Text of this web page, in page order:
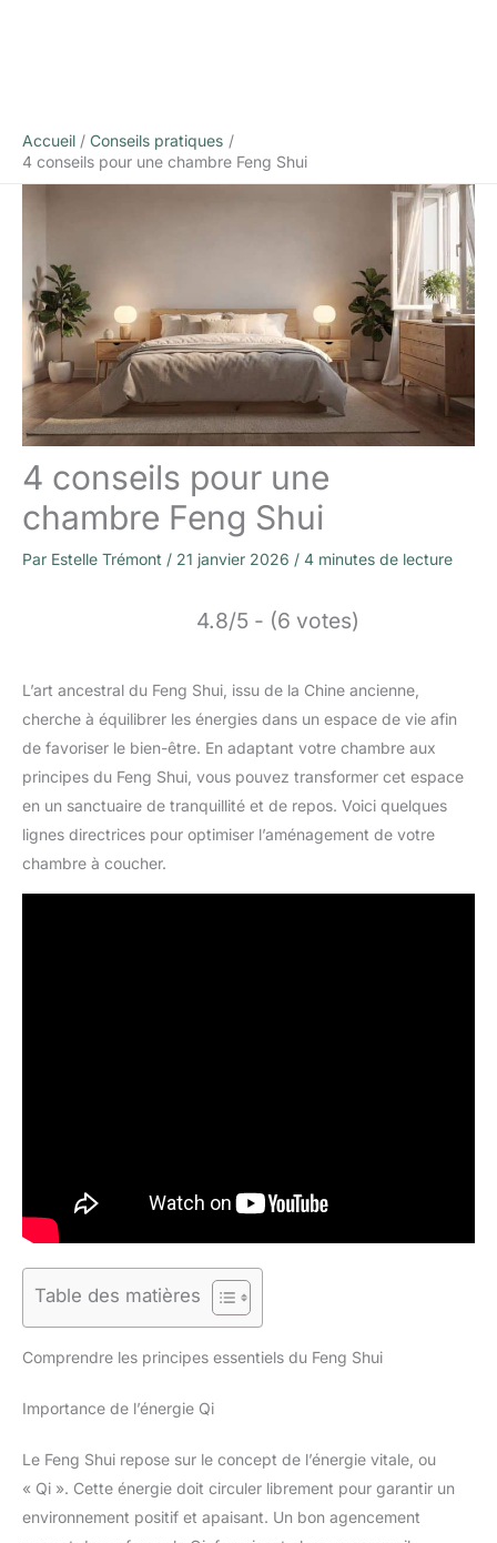
Accueil
Conseils pratiques
4 conseils pour une chambre Feng Shui
4 conseils pour une
chambre Feng Shui
Par Estelle Trémont / 21 janvier 2026 / 4 minutes de lecture
4.8/5 - (6 votes)
L’art ancestral du Feng Shui, issu de la Chine ancienne,
cherche à équilibrer les énergies dans un espace de vie afin
de favoriser le bien-être. En adaptant votre chambre aux
principes du Feng Shui, vous pouvez transformer cet espace
en un sanctuaire de tranquillité et de repos. Voici quelques
lignes directrices pour optimiser l’aménagement de votre
chambre à coucher.
Table des matières
Comprendre les principes essentiels du Feng Shui
Importance de l’énergie Qi
Le Feng Shui repose sur le concept de l’énergie vitale, ou
« Qi ». Cette énergie doit circuler librement pour garantir un
environnement positif et apaisant. Un bon agencement